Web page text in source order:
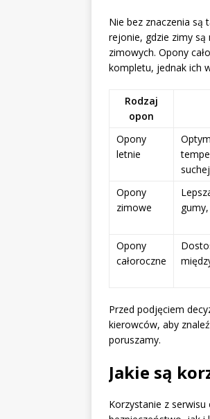
Nie bez znaczenia są
rejonie, gdzie zimy
zimowych. Opony
kompletu, jednak ich
Rodzaj
opon
Opony
letnie
Opony
zimowe
Opony
całoroczne
Przed podjęciem
kierowców, aby
poruszamy.
Jakie są
Korzystanie z